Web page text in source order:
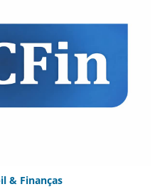
& Finanças